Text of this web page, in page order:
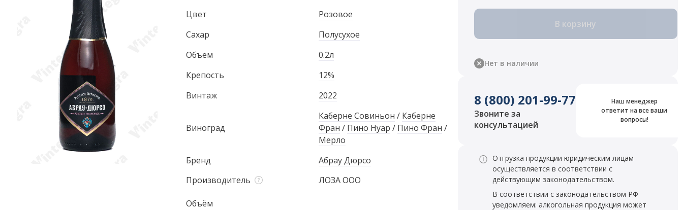
Цвет
Розовое
Сахар
Полусухое
Объем
0.2л
Крепость
12%
Винтаж
2022
Виноград
Каберне Совиньон / Каберне
Фран / Пино Нуар / Пино Фран /
Мерло
Бренд
Абрау Дюрсо
Производитель
ЛОЗА ООО
Объём
В корзину
Нет в наличии
8 (800) 201-99-77
Звоните за
консультацией
Наш менеджер
ответит на все ваши
вопросы!
Отгрузка продукции юридическим лицам
осуществляется в соответствии с
действующим законодательством.
В соответствии с законодательством РФ
уведомляем: алкогольная продукция может